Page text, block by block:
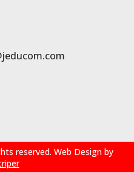
reserved. Web Design by